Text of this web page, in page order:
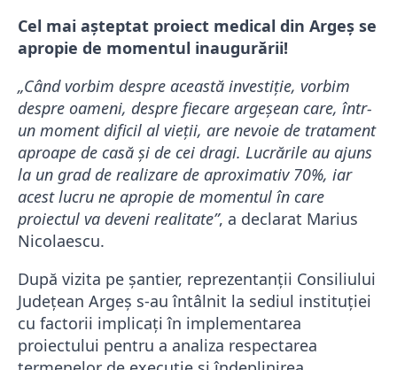
Cel mai așteptat proiect medical din Argeș se
apropie de momentul inaugurării!
„Când vorbim despre această investiție, vorbim
despre oameni, despre fiecare argeșean care, într-
un moment dificil al vieții, are nevoie de tratament
aproape de casă și de cei dragi. Lucrările au ajuns
la un grad de realizare de aproximativ 70%, iar
acest lucru ne apropie de momentul în care
proiectul va deveni realitate”, a declarat Marius
Nicolaescu.
După vizita pe șantier, reprezentanții Consiliului
Județean Argeș s-au întâlnit la sediul instituției
cu factorii implicați în implementarea
proiectului pentru a analiza respectarea